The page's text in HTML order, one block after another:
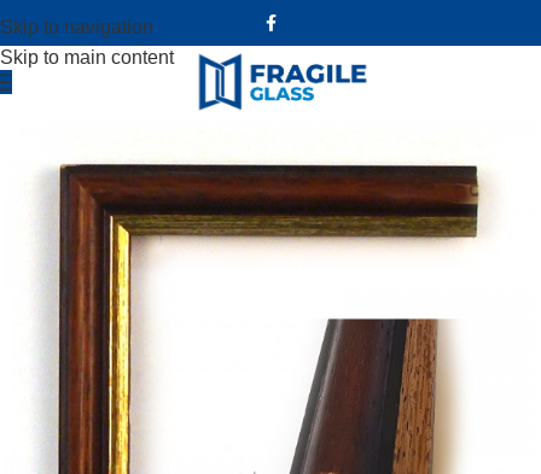
Skip to navigation
Skip to main content